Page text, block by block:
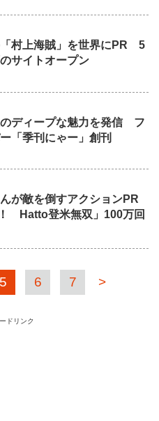
村上海賊」を世界にPR 5
サイトオープン
ディープな魅力を発信 フ
「季刊にゃー」創刊
が敵を倒すアクションPR
Hatto登米無双」100万回
5 6 7 >
ドリンク